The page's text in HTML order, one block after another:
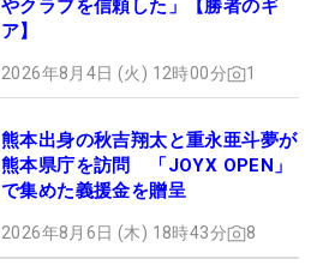
やクラブを信頼した」【勝者のギ
ア】
2026年8月4日 (火) 12時00分 1
熊本出身の秋吉翔太と重永亜斗夢が
熊本県庁を訪問 「JOYX OPEN」
で集めた義援金を贈呈
2026年8月6日 (木) 18時43分 8